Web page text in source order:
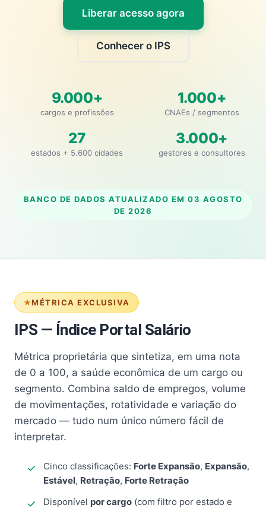
Liberar acesso agora
Conhecer o IPS
9.000+
cargos e profissões
1.000+
CNAEs / segmentos
27
estados + 5.600 cidades
3.000+
gestores e consultores
BANCO DE DADOS ATUALIZADO EM 03 AGOSTO
DE 2026
MÉTRICA EXCLUSIVA
IPS — Índice Portal Salário
Métrica proprietária que sintetiza, em uma nota
de 0 a 100, a saúde econômica de um cargo ou
segmento. Combina saldo de empregos, volume
de movimentações, rotatividade e variação do
mercado — tudo num único número fácil de
interpretar.
Cinco classificações: Forte Expansão, Expansão,
Estável, Retração, Forte Retração
Disponível por cargo (com filtro por estado e